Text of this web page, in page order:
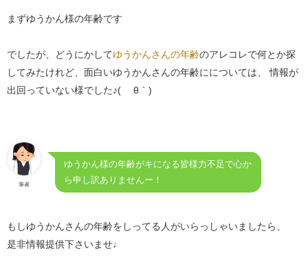
まずゆうかん様の年齢です
でしたが、どうにかしてゆうかんさんの年齢のアレコレで何とか探
してみたけれど、面白いゆうかんさんの年齢にについては、 情報が
出回っていない様でした♪( ´θ｀)
筆者
ゆうかん様の年齢がキになる皆様力不足で心か
ら申し訳ありませんー！
もしゆうかんさんの年齢をしってる人がいらっしゃいましたら、
是非情報提供下さいませ♩